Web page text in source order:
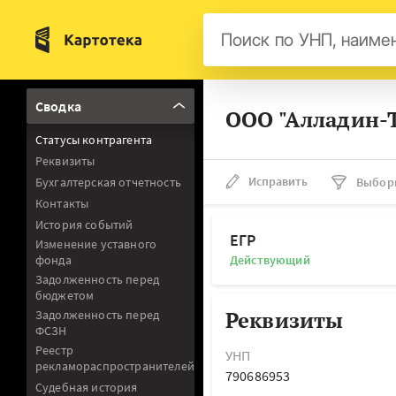
Сводка
Статусы контрагента
Реквизиты
Бухгалтерская отчетность
Контакты
История событий
Изменение уставного
фонда
Задолженность перед
бюджетом
Задолженность перед
ФСЗН
Реестр
рекламораспространителей
Судебная история
ООО "Алладин-
Исправить
ЕГР
Действующий
Реквизиты
УНП
790686953